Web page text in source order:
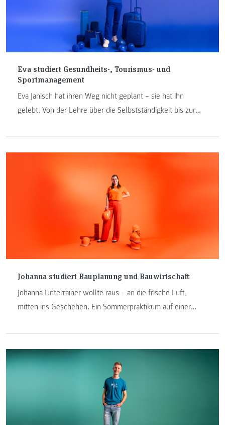
Eva studiert Gesundheits-, Tourismus- und
Sportmanagement
Eva Janisch hat ihren Weg nicht geplant – sie hat ihn
gelebt. Von der Lehre über die Selbstständigkeit bis zur
Sportmanagement an der FH JOANNEUM in Bad
Murtal auf. Was sie antreibt? Die Überzeugung, dass
Tourismus, Sport und Gesundheit zusammengehören – und
dass gutes Studieren nicht bedeutet, das Leben dafür
Johanna studiert Bauplanung und Bauwirtschaft
Johanna Unterrainer wollte raus – an die frische Luft,
mitten ins Geschehen. Ein Sommerpraktikum auf einer
Ingenieurbau an der FH JOANNEUM in Graz. Im Interview
erzählt sie, wie Theorie und Praxis in ihrem Studium von
Anfang an Hand in Hand gehen, was ein dreijähriges
Planungsprojekt mit ihr gemacht hat – und warum es ihr
wichtiger ist, Bestehendes sinnvoll zu nutzen, als neuen